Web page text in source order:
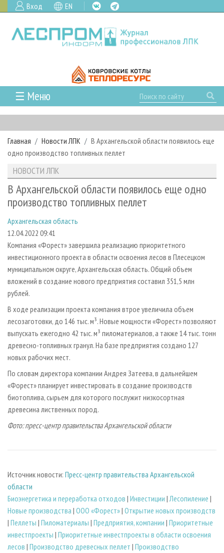
Вход EN
☰ Меню
ГЛАВНАЯ
РУБРИКИ И ТЕМЫ
РУБРИКИ ЖУРНАЛА
ЛЕСОЗАГОТОВКА
ЛЕСОПИЛЕНИЕ
СУШКА ДРЕВЕСИНЫ
ПРОИЗВОДСТВО ДРЕВЕСНЫХ ПЛИТ
ДЕРЕВЯННОЕ ДОМОСТРОЕНИЕ
ПРОИЗВОДСТВО МЕБЕЛИ
БИОЭНЕРГЕТИКА
ЦБП
ИНСТРУМЕНТ И МАТЕРИАЛЫ
НОВОСТИ
НОВОСТИ ЛПК
НОВОСТИ ЖУРНАЛА
ПРОЕКТЫ ЛПИ
АНАЛИТИКА
ПРЕДПРИЯТИЯ ЛПК
ПЕРСОНЫ
МОБИЛЬНЫЕ ВЫСТАВКИ
ОФИЦИАЛЬНЫЕ ДЕЛЕГАЦИИ
ПРИОРИТЕТНЫЕ ИНВЕСТПРОЕКТЫ
RUSSIAN FORESTRY REVIEW
ГАЗЕТА ЛЕСПРОМФОРУМ
БИБЛИОТЕКА СПЕЦИАЛИСТА
АРХИВ
АРХИВ ЖУРНАЛОВ
О ЖУРНАЛЕ
ПОДПИСКА
КОНТАКТЫ
РЕКЛАМОДАТЕЛЯМ
РЕКЛАМА
РЕКЛАМА НА САЙТЕ
Главная Новости ЛПК
В Архангельской области появилось еще
одно производство топливных пеллет
НОВОСТИ ЛПК
В Архангельской области появилось еще одно
производство топливных пеллет
Архангельская область
12.04.2022 09:41
Компания «Форест» завершила реализацию приоритетного
инвестиционного проекта в области освоения лесов в Плесецком
муниципальном округе, Архангельская область. Общий объем
вложений в создание нового предприятия составил 351,5 млн
рублей.
В ходе реализации проекта компания втрое увеличила объем
лесозаготовки, до 146 тыс. м³. Новые мощности «Форест» позволяют
выпускать ежегодно 42 тыс. м³ пиломатериалов, а также 14 тыс. тонн
древесно-топливных гранул. На базе предприятия создано 127
новых рабочих мест.
По словам директора компании Андрея Затеева, в дальнейшем
«Форест» планирует инвестировать в создание производств
биотоплива, сырьем для которого послужит низкосортная
древесина лиственных пород.
Фото: пресс-центр правительства Архангельской области
Источник новости: Пресс-центр правительства Архангельской
области
Биoэнергетика и переработка отходов | Инвестиции |Лесопиление |
Новые производства | ООО «Форест»| Открытие новых производств
| Пеллеты | Пиломатериалы | Предприятия, компании | Приоритетные
инвестпроекты | Приоритетные инвестпроекты в области освоения
лесов | Производство древесных пеллет | Производство